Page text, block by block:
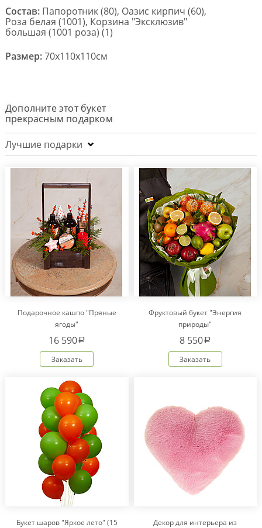
Состав: Папоротник (80), Оазис кирпич (60),
Роза белая (1001), Корзина "Эксклюзив"
большая (1001 роза) (1)
Размер:70x110x110см
Дополните этот букет
прекрасным подарком
Лучшие подарки
Подарочное кашпо "Пряные
ягоды"
16 590a
Заказать
Фруктовый букет "Энергия
природы"
8 550a
Заказать
Букет шаров "Яркое лето" (15
Декор для интерьера из